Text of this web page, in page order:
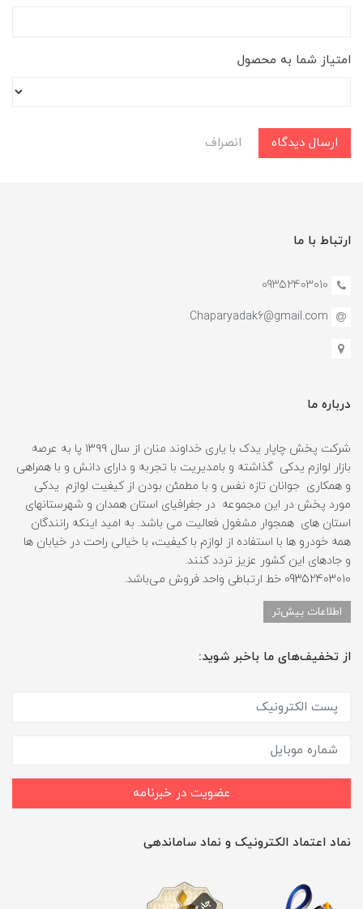
امتیاز شما به محصول
ارسال دیدگاه انصراف
ارتباط با ما
09352403010
Chaparyadak6@gmail.com
درباره ما
شرکت پخش چاپار یدک با یاری خداوند منان از سال ۱۳۹۹ پا به عرصه
بازار لوازم یدکی گذاشته و بامدیریت با تجربه و دارای دانش و با همراهی
و همکاری جوانان تازه نفس و با مطمئن بودن از کیفیت لوازم یدکی
مورد پخش در این مجموعه در جغرافیای استان همدان و شهرستانهای
استان های همجوار مشغول فعالیت می باشد. به امید اینکه رانندگان
همه خودرو ها با استفاده از لوازم با کیفیت، با خیالی راحت در خیابان ها
و جادهای این کشور عزیز تردد کنند.
09352403010 خط ارتباطی واحد فروش می‌باشد.
اطلاعات بیش‌تر
از تخفیف‌های ما باخبر شوید:
عضویت در خبرنامه
نماد اعتماد الکترونیک و نماد ساماندهی